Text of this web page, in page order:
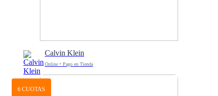
Calvin Klein
Online • Pago en Tienda
6 CUOTAS